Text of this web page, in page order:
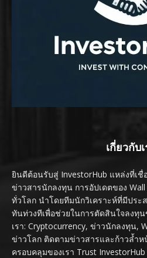
เกี่ยวกับ
ยินดีต้อนรับสู่ InvestorHub แหล่งที่เชื่
ข่าวสารนักลงทุน การอัปเดตของ
ทั่วโลก นำโดยทีมนักวิเคราะห์ที่มีประ
ทันท่วงทีเพื่อช่วยในการตัดสินใจลงทุ
เรา: Cryptocurrency, ข่าวนักลงทุน,
ข่าวโลก ติดตามข่าวสารและก้าวล้ำ
ครอบคลุมของเรา Trust